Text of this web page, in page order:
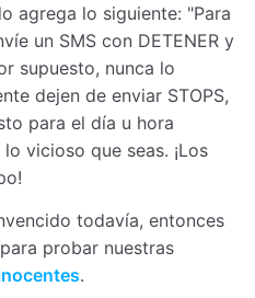
agrega lo siguiente: "Para
un SMS con DETENER y
supuesto, nunca lo
dejen de enviar STOPS,
para el día u hora
vicioso que seas. ¡Los
todavía, entonces
probar nuestras
.